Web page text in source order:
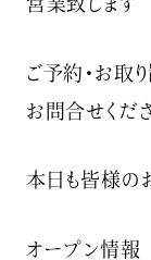
ご予約・お取
お問合せくだ
本日も皆様の
オープン情報